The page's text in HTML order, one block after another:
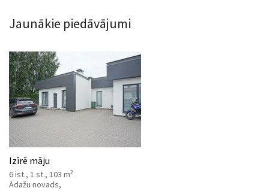
Jaunākie piedāvājumi
Izīrē māju
6 ist., 1 st., 103 m2
Ādažu novads,